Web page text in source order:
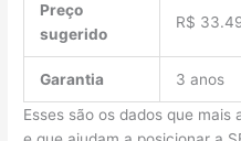
Preço
sugerido
R$
Garantia
3 anos
Esses são os dados que